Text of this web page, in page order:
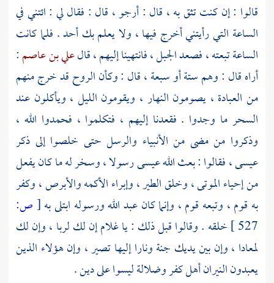
قالوا : إن كنت تثق به ، قال : أرجو ، قال : فقال لي : ائتني في
الساعة التي رأيتني أخرج فيها ، ولا يعلم بك أحد . فلما كانت
الساعة تبعته ، فصعد الجبل ، فانتهينا إليهم ، قالعلي بن عاصم:
أراه قال : وهم ستة أو سبعة ، قال : وكأن الروح قد خرج منهم
من العبادة ، يصومون النهار ، ويقومون الليل ، ويأكلون عند
السحر ما وجدوا . فقعدنا إليهم ، فتكلموا ، فحمدوا الله ،
وذكروا من مضى من الأنبياء والرسل حتى خلصوا إلى ذكر
عيسى ، فقالوا : بعث اللهعيسىرسولا ، وسخر له ما كان يفعل
من إحياء الموتى ، وخلق الطير ، وإبراء الأكمه والأبرص ، وكفر
به قوم ، وتبعه قوم ، وإنما كان عبد الله ورسوله ابتلى به[ص:
527 ] خلقه . وقالوا قبل ذلك : يا غلام إن لك لربا ، وإن لك
لمعادا ، وإن بين يديك جنة ونارا إليها تصير ، وإن هؤلاء الذين
يعبدون النيران أهل كفر وضلالة ليسوا على دين .